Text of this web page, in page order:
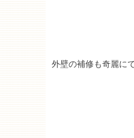
外壁の補修も奇麗に